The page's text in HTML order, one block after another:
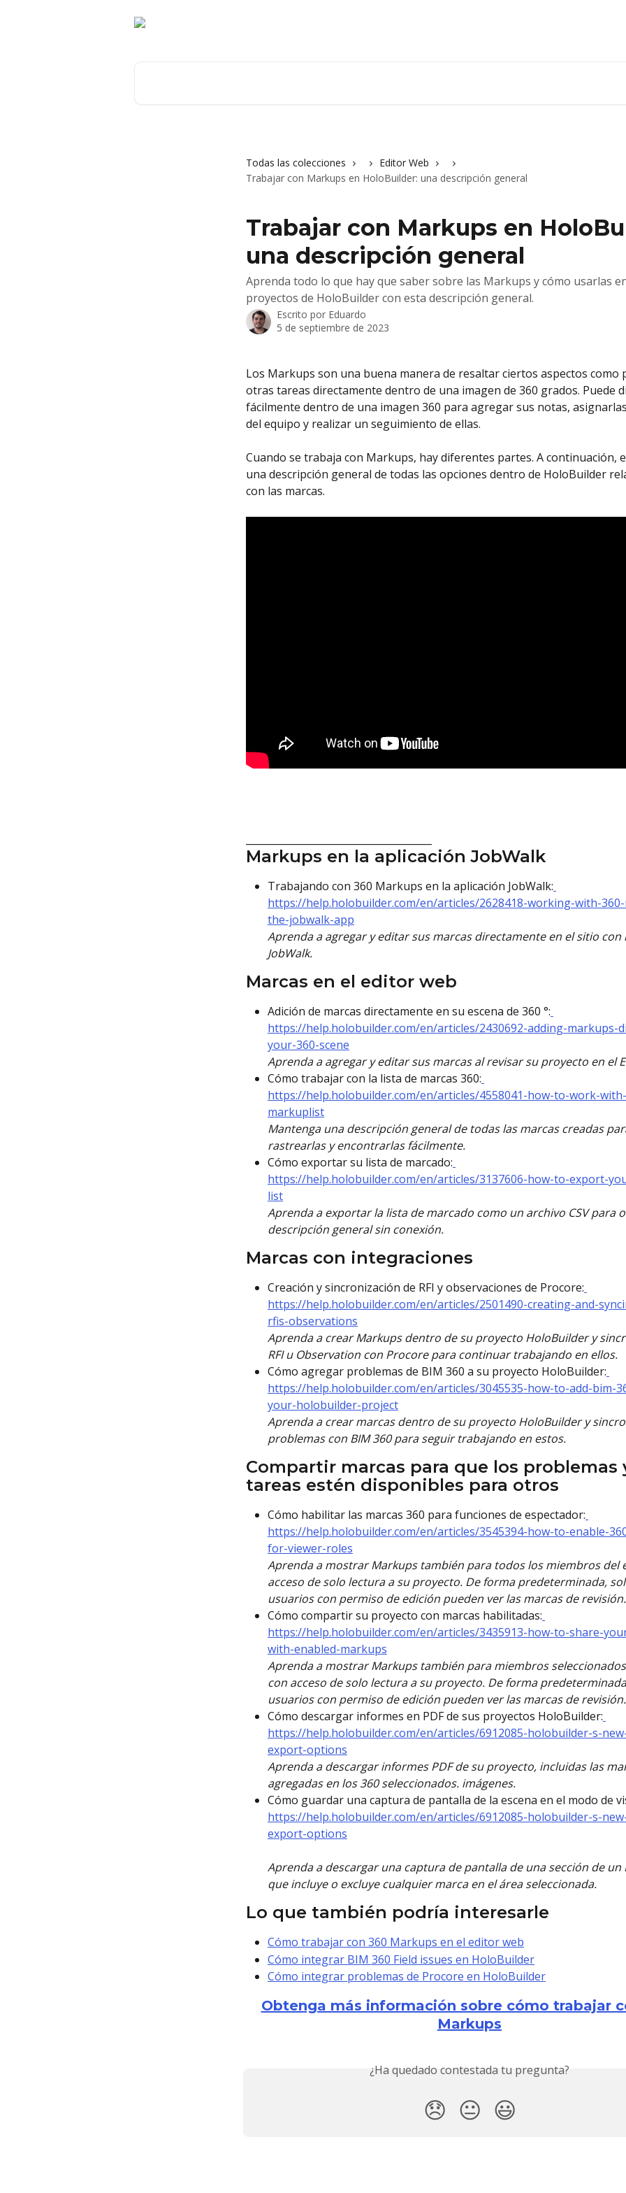
Todas las colecciones
Editor Web
Trabajar con Markups en HoloBuilder: una descripción general
Trabajar con Markups en
una descripción general
Aprenda todo lo que hay que saber sobre las Markups y cómo usarlas
proyectos de HoloBuilder con esta descripción general.
Escrito por Eduardo
5 de septiembre de 2023
Los Markups son una buena manera de resaltar ciertos aspectos como
otras tareas directamente dentro de una imagen de 360 ​​grados. Puede
fácilmente dentro de una imagen 360 para agregar sus notas,
del equipo y realizar un seguimiento de ellas.
Cuando se trabaja con Markups, hay diferentes partes. A continuación,
una descripción general de todas las opciones dentro de HoloBuilder
con las marcas.
Markups en la aplicación JobWalk
Trabajando con 360 Markups en la aplicación JobWalk:
https://help.holobuilder.com/en/articles/2628418-working-with-
the-jobwalk-app
Aprenda a agregar y editar sus marcas directamente en el sitio con
JobWalk.
Marcas en el editor web
Adición de marcas directamente en su escena de 360 ​​°:
https://help.holobuilder.com/en/articles/2430692-adding-markups-
your-360-scene
Aprenda a agregar y editar sus marcas al revisar su proyecto en el
Cómo trabajar con la lista de marcas 360:
https://help.holobuilder.com/en/articles/4558041-how-to-work-
markuplist
Mantenga una descripción general de todas las marcas creadas
rastrearlas y encontrarlas fácilmente.
Cómo exportar su lista de marcado:
https://help.holobuilder.com/en/articles/3137606-how-to-export-
list
Aprenda a exportar la lista de marcado como un archivo CSV para
descripción general sin conexión.
Marcas con integraciones
Creación y sincronización de RFI y observaciones de Procore:
https://help.holobuilder.com/en/articles/2501490-creating-and-
rfis-observations
Aprenda a crear Markups dentro de su proyecto HoloBuilder y
RFI u Observation con Procore para continuar trabajando en ellos.
Cómo agregar problemas de BIM 360 a su proyecto HoloBuilder:
https://help.holobuilder.com/en/articles/3045535-how-to-add-bim-
your-holobuilder-project
Aprenda a crear marcas dentro de su proyecto HoloBuilder y
problemas con BIM 360 para seguir trabajando en estos.
Compartir marcas para que los problemas
tareas estén disponibles para otros
Cómo habilitar las marcas 360 para funciones de espectador:
https://help.holobuilder.com/en/articles/3545394-how-to-enable-
for-viewer-roles
Aprenda a mostrar Markups también para todos los miembros del
acceso de solo lectura a su proyecto. De forma predeterminada,
usuarios con permiso de edición pueden ver las marcas de revisión.
Cómo compartir su proyecto con marcas habilitadas:
https://help.holobuilder.com/en/articles/3435913-how-to-share-
with-enabled-markups
Aprenda a mostrar Markups también para miembros
con acceso de solo lectura a su proyecto. De forma
usuarios con permiso de edición pueden ver las marcas de revisión.
Cómo descargar informes en PDF de sus proyectos HoloBuilder:
https://help.holobuilder.com/en/articles/6912085-holobuilder-s-
export-options
Aprenda a descargar informes PDF de su proyecto, incluidas las
agregadas en los 360 seleccionados. imágenes.
Cómo guardar una captura de pantalla de la escena en el modo de
https://help.holobuilder.com/en/articles/6912085-holobuilder-s-
export-options
Aprenda a descargar una captura de pantalla de una sección de un
que incluye o excluye cualquier marca en el área seleccionada.
Lo que también podría interesarle
Cómo trabajar con 360 Markups en el editor web
Cómo integrar BIM 360 Field issues en HoloBuilder
Cómo integrar problemas de Procore en HoloBuilder
Obtenga más información sobre cómo trabajar
Markups
¿Ha quedado contestada tu pregunta?
😞 😐 😃